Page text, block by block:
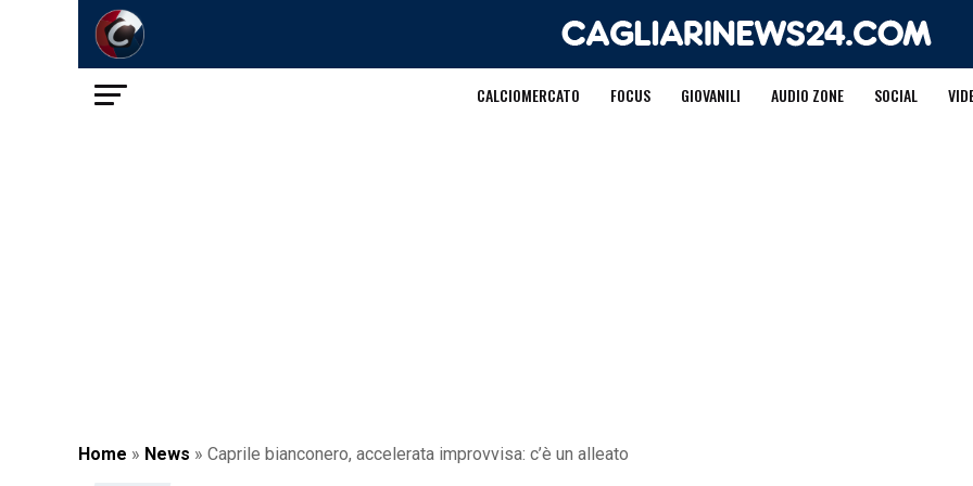
CALCIOMERCATO FOCUS GIOVANILI AUDIO ZONE SOCIAL
Home » News » Caprile bianconero, accelerata improvvisa: c’è un alleato